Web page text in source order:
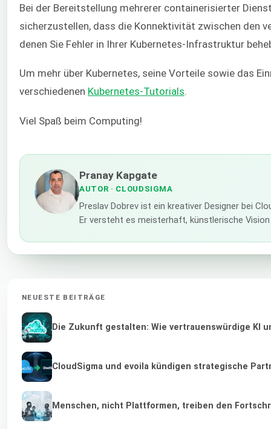
Bei der Bereitstellung mehrerer containerisierter
sicherzustellen, dass die Konnektivität zwischen den
denen Sie Fehler in Ihrer Kubernetes-Infrastruktur
Um mehr über Kubernetes, seine Vorteile sowie das
verschiedenen Kubernetes-Tutorials.
Viel Spaß beim Computing!
Pranay Kapgate
AUTOR · CLOUDSIGMA
Preslav Dobrev ist ein kreativer Designer bei
Er versteht es meisterhaft, künstlerische
NEUESTE BEITRÄGE
Die Zukunft gestalten: Wie vertrauenswürdige KI
CloudSigma und evoila kündigen strategische
Menschen, nicht Plattformen, treiben den